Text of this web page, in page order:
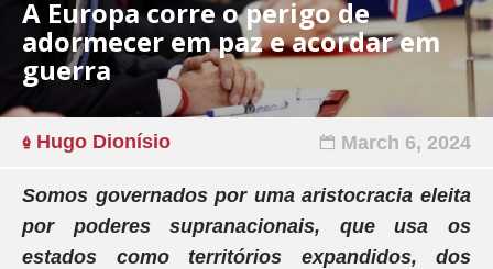
A Europa corre o perigo de
adormecer em paz e acordar em
guerra
Hugo Dionísio March 6, 2024
Somos governados por uma aristocracia eleita
por poderes supranacionais, que usa os
estados como territórios expandidos, dos